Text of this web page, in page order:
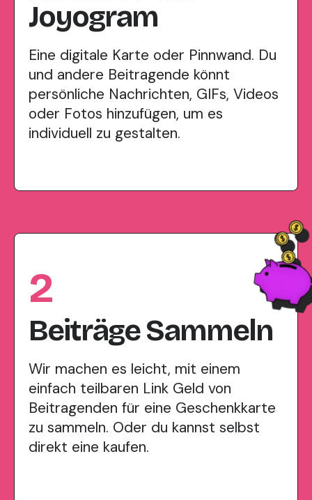
Joyogram
Eine digitale Karte oder Pinnwand. Du
und andere Beitragende könnt
persönliche Nachrichten, GIFs, Videos
oder Fotos hinzufügen, um es
individuell zu gestalten.
2
Beiträge Sammeln
Wir machen es leicht, mit einem
einfach teilbaren Link Geld von
Beitragenden für eine Geschenkkarte
zu sammeln. Oder du kannst selbst
direkt eine kaufen.